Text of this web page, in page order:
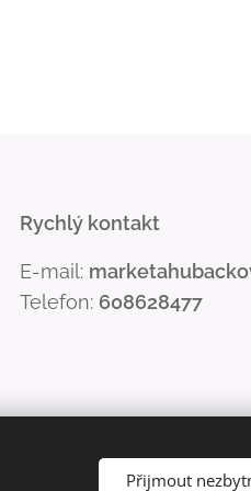
Rychlý kontakt
E-mail:
Telefon: 608628477
Přijmout